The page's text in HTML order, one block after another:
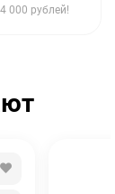
000 рублей!